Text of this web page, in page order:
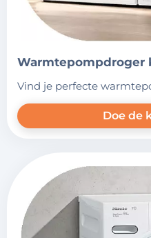
vind je perfecte
Doe de